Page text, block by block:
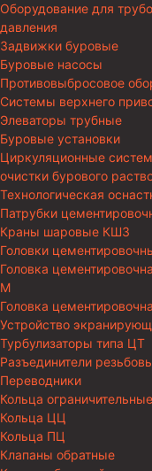
Оборудование для
давления
Задвижки буровые
Буровые насосы
Противовыбросовое
Системы верхнего
Элеваторы трубные
Буровые установки
Циркуляционные
очистки бурового
Технологическая
Патрубки
Краны шаровые КШЗ
Головки
Головка
М
Головка
Устройство
Турбулизаторы типа ЦТ
Разъединители
Переводники
Кольца
Кольца ЦЦ
Кольца ПЦ
Клапаны обратные